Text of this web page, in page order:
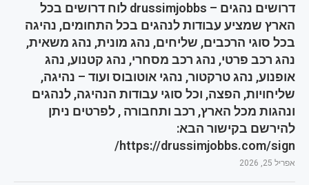
דרושים נהגים – drussimjobbs לוח דרושים בכל
הארץ שמציע עבודות לנהגים בכל התחומים, נהיגה
בכל סוגי הרכבים, שליחים, נהג מונית, נהג משאית,
נהג רכב פרטי, נהג רכב מסחרי, נהג קטנוע, נהג
אופנוע, נהג טרקטור, נהגי אוטובוס ועוד – נהיגה,
שליחויות, הפצה, וכל סוגי עבודות הנהיגה, לנהגים
ונהגות מכל הארץ, רכב ותחבורה , לפרטים ניתן
להירשם בקישור הבא:
https://drussimjobbs.com/sign/
אפריל 25, 2026